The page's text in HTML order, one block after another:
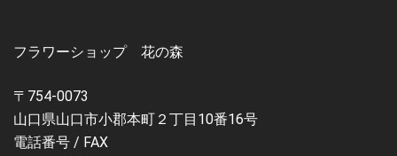
フラワーショップ 花の森
〒754-0073
山口県山口市小郡本町２丁目10番16号
電話番号 / FAX